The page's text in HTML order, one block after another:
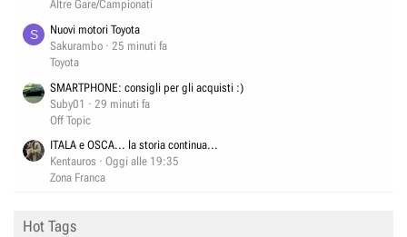
Altre Gare/Campionati
S
Nuovi motori Toyota
Sakurambo
25 minuti fa
Toyota
SMARTPHONE: consigli per gli acquisti :)
Suby01
29 minuti fa
Off Topic
ITALA e OSCA... la storia continua...
Kentauros
Oggi alle 19:35
Zona Franca
Hot Tags